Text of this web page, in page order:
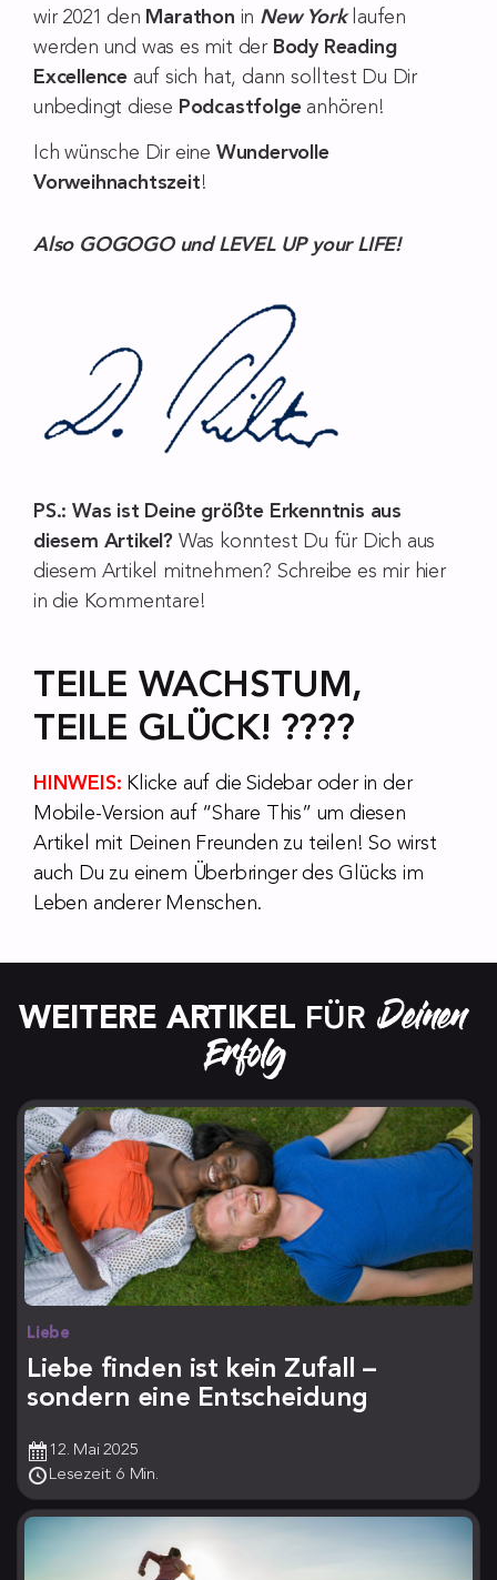
wir 2021 den Marathon in New Yorklaufen
werden und was es mit der Body Reading
Excellence auf sich hat, dann solltest Du Dir
unbedingt diese Podcastfolgeanhören!
Ich wünsche Dir eine Wundervolle
Vorweihnachtszeit!
Also GOGOGO und LEVEL UP your LIFE!
PS.: Was ist Deine größte Erkenntnis aus
diesem Artikel? Was konntest Du für Dich aus
diesem Artikel mitnehmen? Schreibe es mir hier
in die Kommentare!
TEILE WACHSTUM,
TEILE GLÜCK! ????
HINWEIS: Klicke auf die Sidebar oder in der
Mobile-Version auf “Share This” um diesen
Artikel mit Deinen Freunden zu teilen! So wirst
auch Du zu einem Überbringer des Glücks im
Leben anderer Menschen.
WEITERE ARTIKEL FÜR Deinen
Erfolg
Liebe
Liebe finden ist kein Zufall –
sondern eine Entscheidung
12. Mai 2025
Lesezeit: 6 Min.